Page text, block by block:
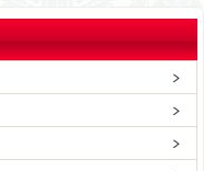
g
l
v